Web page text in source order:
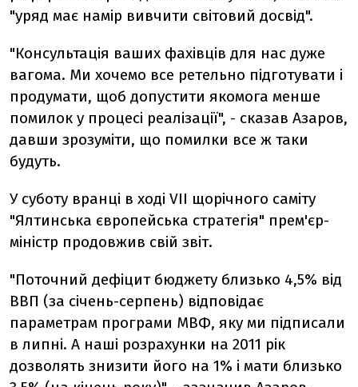
"уряд має намір вивчити світовий досвід".
"Консультація ваших фахівців для нас дуже
вагома. Ми хочемо все ретельно підготувати і
продумати, щоб допустити якомога менше
помилок у процесі реалізації", - сказав Азаров,
давши зрозуміти, що помилки все ж таки
будуть.
У суботу вранці в ході VII щорічного саміту
"Ялтинська європейська стратегія" прем'єр-
міністр продовжив свій звіт.
"Поточний дефіцит бюджету близько 4,5% від
ВВП (за січень-серпень) відповідає
параметрам програми МВФ, яку ми підписали
в липні. А наші розрахунки на 2011 рік
дозволять знизити його на 1% і мати близько